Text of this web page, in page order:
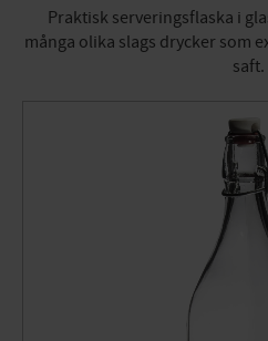
Praktisk serveringsflaska i
många olika slags drycker som
saft.